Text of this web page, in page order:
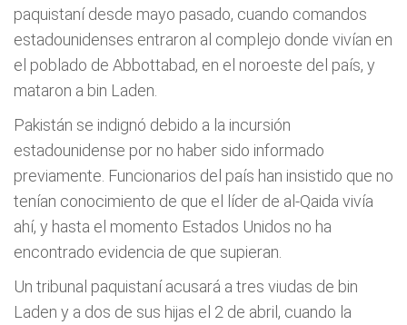
paquistaní desde mayo pasado, cuando comandos
estadounidenses entraron al complejo donde vivían en
el poblado de Abbottabad, en el noroeste del país, y
mataron a bin Laden.
Pakistán se indignó debido a la incursión
estadounidense por no haber sido informado
previamente. Funcionarios del país han insistido que no
tenían conocimiento de que el líder de al-Qaida vivía
ahí, y hasta el momento Estados Unidos no ha
encontrado evidencia de que supieran.
Un tribunal paquistaní acusará a tres viudas de bin
Laden y a dos de sus hijas el 2 de abril, cuando la